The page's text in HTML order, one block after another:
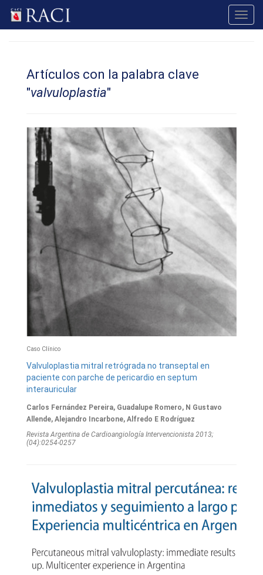
Artículos con la palabra clave
"valvuloplastia"
Caso Clínico
Valvuloplastia mitral retrógrada no transeptal en
paciente con parche de pericardio en septum
interauricular
Carlos Fernández Pereira, Guadalupe Romero, N Gustavo
Allende, Alejandro Incarbone, Alfredo E Rodríguez
Revista Argentina de Cardioangiologí­a Intervencionista 2013;
(04):0254-0257